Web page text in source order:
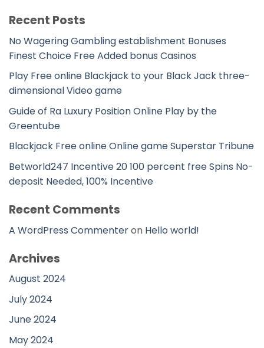
Recent Posts
No Wagering Gambling establishment Bonuses
Finest Choice Free Added bonus Casinos
Play Free online Blackjack to your Black Jack three-
dimensional Video game
Guide of Ra Luxury Position Online Play by the
Greentube
Blackjack Free online Online game Superstar Tribune
Betworld247 Incentive 20 100 percent free Spins No-
deposit Needed, 100% Incentive
Recent Comments
A WordPress Commenteron Hello world!
Archives
August 2024
July 2024
June 2024
May 2024